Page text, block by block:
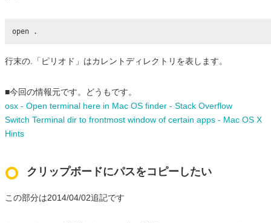
行末の.「ピリオド」はカレントディレクトリを表します。
■今回の情報元です。どうもです。
osx - Open terminal here in Mac OS finder - Stack Overflow
Switch Terminal dir to frontmost window of certain apps - Mac OS X
Hints
クリップボードにパスをコピーしたい
この部分は2014/04/02追記です